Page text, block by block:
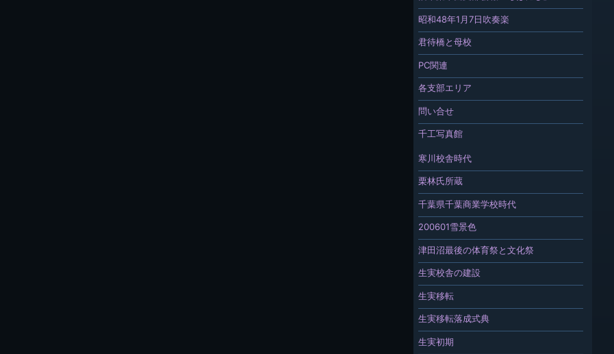
昭和48年1月7日吹奏楽
君待橋と母校
PC関連
各支部エリア
問い合せ
千工写真館
寒川校舎時代
栗林氏所蔵
千葉県千葉商業学校時代
200601雪景色
津田沼最後の体育祭と文化祭
生実校舎の建設
生実移転
生実移転落成式典
生実初期